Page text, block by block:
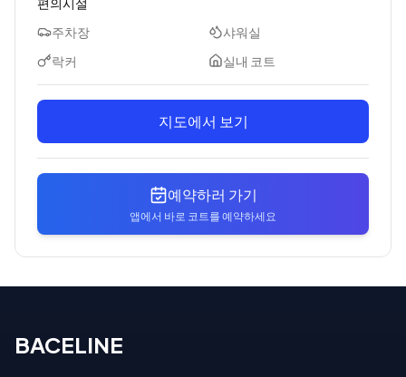
주차장
샤워실
락커
실내 코트
지도에서 보기
예약하러 가기
앱에서 바로 코트를 예약하세요
BACELINE